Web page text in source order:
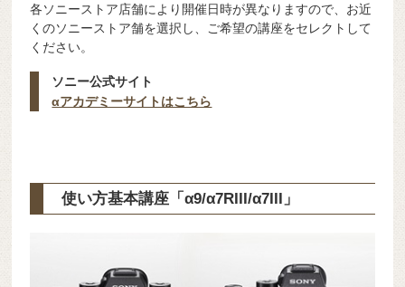
各ソニーストア店舗により開催日時が異なりますので、お近
くのソニーストア舗を選択し、ご希望の講座をセレクトして
ください。
ソニー公式サイト
αアカデミーサイトはこちら
使い方基本講座「α9/α7RIII/α7III」